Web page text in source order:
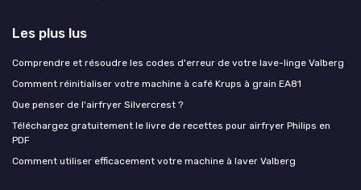
Les plus lus
Comprendre et résoudre les codes d'erreur de votre lave-linge Valberg
Comment réinitialiser votre machine à café Krups à grain EA81
Que penser de l'airfryer Silvercrest ?
Téléchargez gratuitement le livre de recettes pour airfryer Philips en
PDF
Comment utiliser efficacement votre machine à laver Valberg